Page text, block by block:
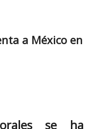
a México en
se ha